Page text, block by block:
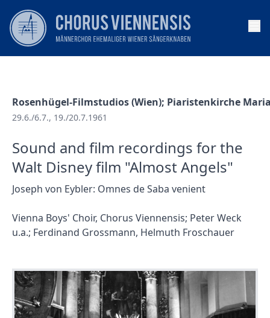
Rosenhügel-Filmstudios (Wien); Piaristenkirche
29.6./6.7., 19./20.7.1961
Sound and film recordings for the
Walt Disney film "Almost Angels"
Joseph von Eybler: Omnes de Saba venient
Vienna Boys' Choir, Chorus Viennensis; Peter Weck
u.a.; Ferdinand Grossmann, Helmuth Froschauer